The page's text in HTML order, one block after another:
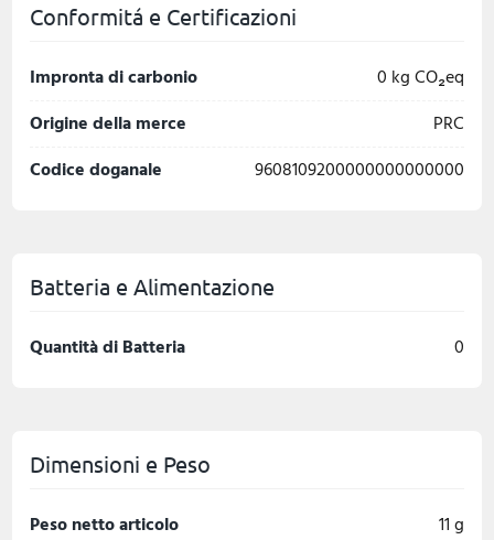
Conformitá e Certificazioni
Impronta di carbonio
0 kg CO₂eq
Origine della merce
PRC
Codice doganale
9608109200000000000000
Batteria e Alimentazione
Quantità di Batteria 0
Dimensioni e Peso
Peso netto articolo 11 g